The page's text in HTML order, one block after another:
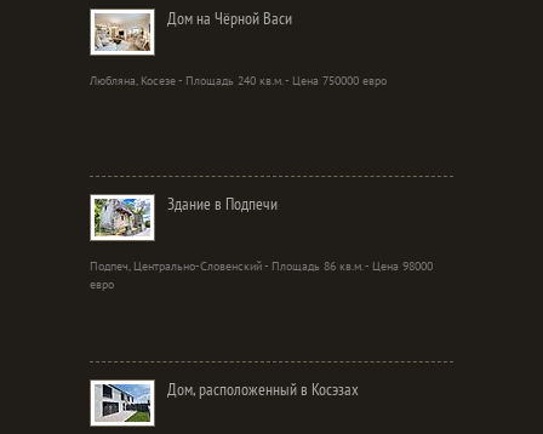
Дом на Чёрной Васи
Любляна, Косезе - Площадь 240 кв.м. - Цена 750000 евро
Здание в Подпечи
Подпеч, Центрально-Словенский - Площадь 86 кв.м. - Цена 98000
евро
Дом, расположенный в Косэзах